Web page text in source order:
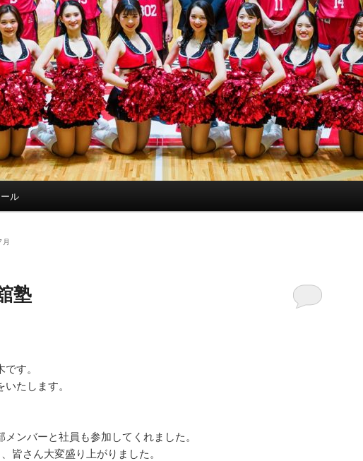
ル
塾
す。
たします。
ンバーと社員も参加してくれました。
皆さん大変盛り上がりました。